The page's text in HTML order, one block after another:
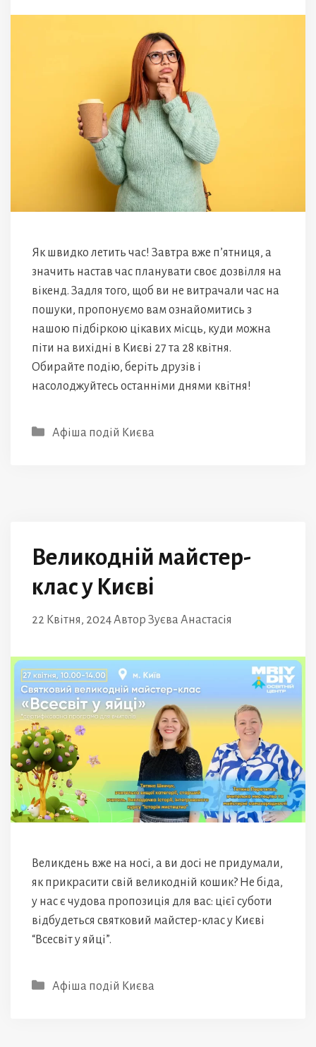
Як швидко летить час! Завтра вже п’ятниця, а
значить настав час планувати своє дозвілля на
вікенд. Задля того, щоб ви не витрачали час на
пошуки, пропонуємо вам ознайомитись з
нашою підбіркою цікавих місць, куди можна
піти на вихідні в Києві 27 та 28 квітня.
Обирайте подію, беріть друзів і
насолоджуйтесь останніми днями квітня!
Категорії
Афіша подій Києва
Великодній майстер-
клас у Києві
22 Квітня, 2024 Автор Зуєва Анастасія
Великдень вже на носі, а ви досі не придумали,
як прикрасити свій великодній кошик? Не біда,
у нас є чудова пропозиція для вас: цієї суботи
відбудеться святковий майстер-клас у Києві
“Всесвіт у яйці”.
Категорії
Афіша подій Києва